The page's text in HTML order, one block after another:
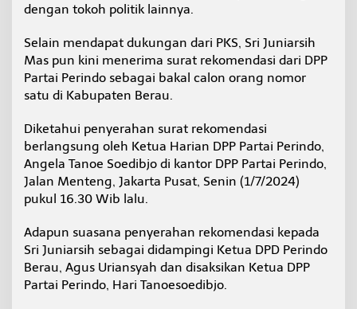
i
d
o
dengan tokoh politik lainnya.
Selain mendapat dukungan dari PKS, Sri Juniarsih
Mas pun kini menerima surat rekomendasi dari DPP
Partai Perindo sebagai bakal calon orang nomor
satu di Kabupaten Berau.
Diketahui penyerahan surat rekomendasi
berlangsung oleh Ketua Harian DPP Partai Perindo,
Angela Tanoe Soedibjo di kantor DPP Partai Perindo,
Jalan Menteng, Jakarta Pusat, Senin (1/7/2024)
pukul 16.30 Wib lalu.
Adapun suasana penyerahan rekomendasi kepada
Sri Juniarsih sebagai didampingi Ketua DPD Perindo
Berau, Agus Uriansyah dan disaksikan Ketua DPP
Partai Perindo, Hari Tanoesoedibjo.